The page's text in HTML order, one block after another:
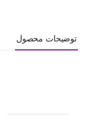
توضیحات محصول